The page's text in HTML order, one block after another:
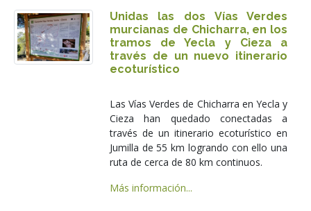
Unidas las dos Vías Verdes
murcianas de Chicharra, en los
tramos de Yecla y Cieza a
través de un nuevo itinerario
ecoturístico
Las Vías Verdes de Chicharra en Yecla y
Cieza han quedado conectadas a
través de un itinerario ecoturístico en
Jumilla de 55 km logrando con ello una
ruta de cerca de 80 km continuos.
Más información...